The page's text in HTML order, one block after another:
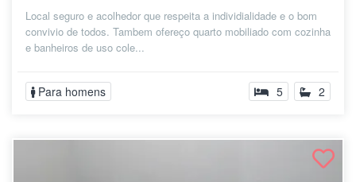
Local seguro e acolhedor que respeita a individialidade e o bom
convivio de todos. Tambem ofereço quarto mobiliado com cozinha
e banheiros de uso cole...
Para homens 5 2